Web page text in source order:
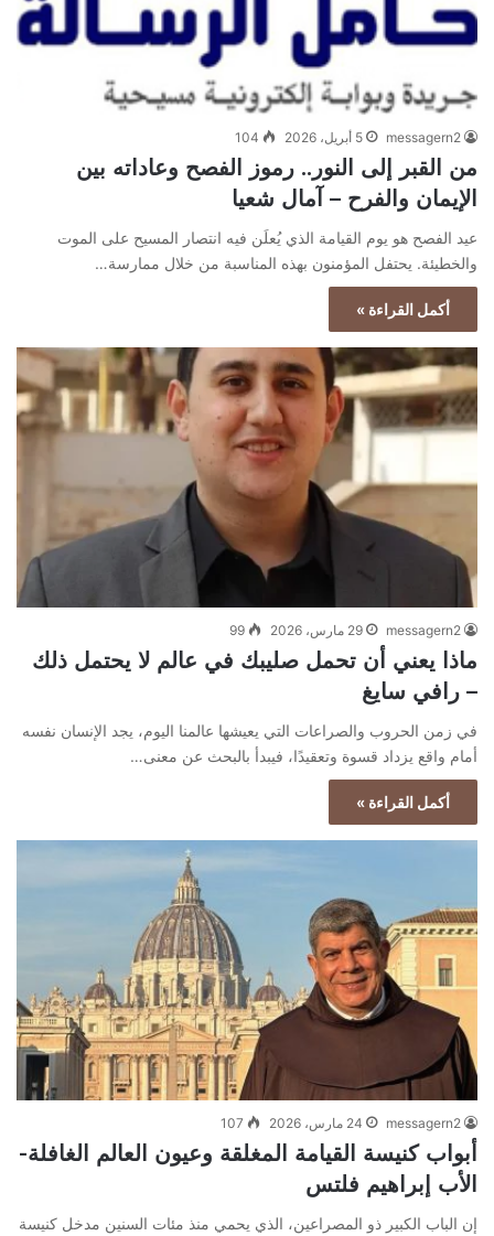
messagern2 5 أبريل، 2026 104
من القبر إلى النور.. رموز الفصح وعاداته بين
الإيمان والفرح – آمال شعيا
عيد الفصح هو يوم القيامة الذي يُعلَن فيه انتصار المسيح على الموت
والخطيئة. يحتفل المؤمنون بهذه المناسبة من خلال ممارسة…
أكمل القراءة »
messagern2 29 مارس، 2026 99
ماذا يعني أن تحمل صليبك في عالم لا يحتمل ذلك
– رافي سايغ
في زمن الحروب والصراعات التي يعيشها عالمنا اليوم، يجد الإنسان نفسه
أمام واقع يزداد قسوة وتعقيدًا، فيبدأ بالبحث عن معنى…
أكمل القراءة »
messagern2 24 مارس، 2026 107
أبواب كنيسة القيامة المغلقة وعيون العالم الغافلة-
الأب إبراهيم فلتس
إن الباب الكبير ذو المصراعين، الذي يحمي منذ مئات السنين مدخل كنيسة